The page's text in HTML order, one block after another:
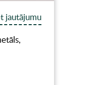
jautājumu